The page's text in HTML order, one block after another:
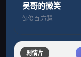
吴哥的微笑
邹俊百,方慧
剧情片